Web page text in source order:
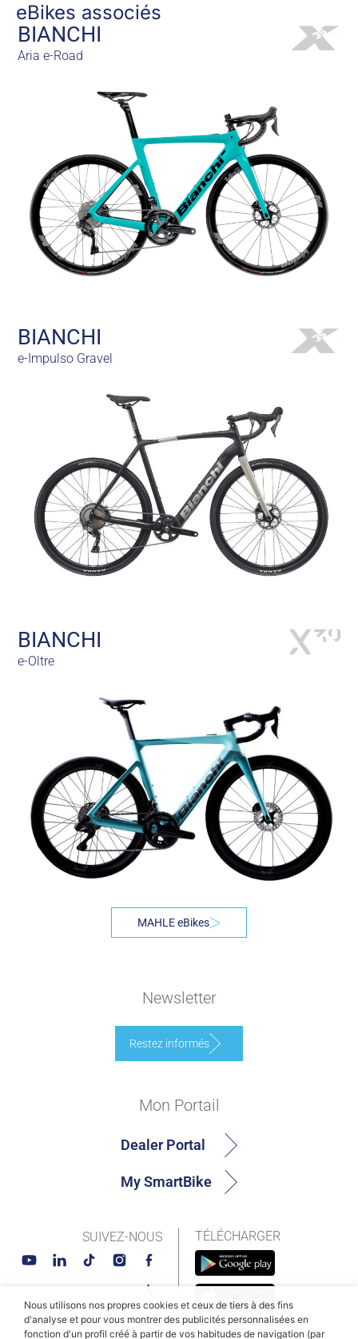
eBikes associés
BIANCHI
Aria e-Road
BIANCHI
e-Impulso Gravel
BIANCHI
e-Oltre
MAHLE eBikes
Newsletter
Restez informés
TÉLÉCHARGER
Mon Portail
Dealer Portal
My SmartBike
SUIVEZ-NOUS
Nous utilisons nos propres cookies et ceux de tiers à des fins
d'analyse et pour vous montrer des publicités personnalisées en
fonction d'un profil créé à partir de vos habitudes de navigation (par